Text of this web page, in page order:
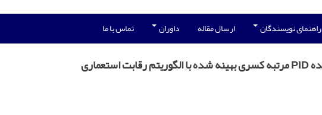
راهنمای نویسندگان ارسال مقاله داوران تماس با ما